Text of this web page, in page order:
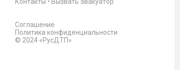
Контакты • Вызвать эвакуатор
Соглашение
Политика конфиденциальности
© 2024 «РусДТП»